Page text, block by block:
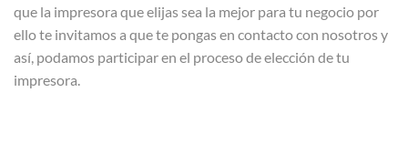
que la impresora que elijas sea la mejor para tu negocio por
ello te invitamos a que te pongas en contacto con nosotros y
así, podamos participar en el proceso de elección de tu
impresora.